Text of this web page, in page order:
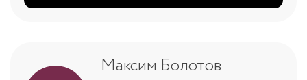
Максим Болотов